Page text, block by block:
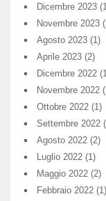
Dicembre 2023
Novembre 2023
Agosto 2023 (1)
Aprile 2023 (2)
Dicembre 2022
Novembre 2022
Ottobre 2022 (1)
Settembre 2022
Agosto 2022 (2)
Luglio 2022 (1)
Maggio 2022 (2)
Febbraio 2022 (1)